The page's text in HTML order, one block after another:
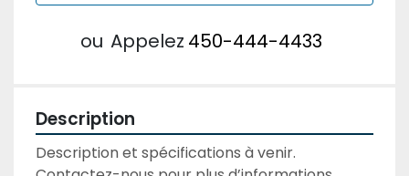
ou Appelez 450-444-4433
Description
Description et spécifications à venir.